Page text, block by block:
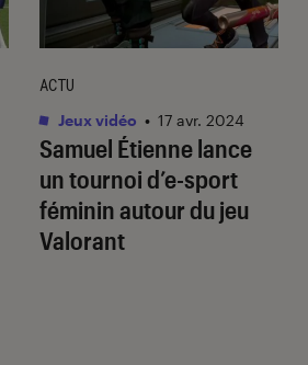
Samuel Étienne lance
un tournoi d’e-sport
féminin autour du jeu
Valorant
ACTU
Jeux vidéo • 17 avr. 2024